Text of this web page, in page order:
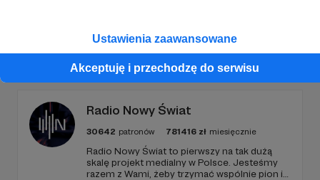
Ustawienia zaawansowane
Akceptuję i przechodzę do serwisu
Promowani autorzy
Radio Nowy Świat
30642 patronów 781416 zł miesięcznie
Radio Nowy Świat to pierwszy na tak dużą
skalę projekt medialny w Polsce. Jesteśmy
razem z Wami, żeby trzymać wspólnie pion i